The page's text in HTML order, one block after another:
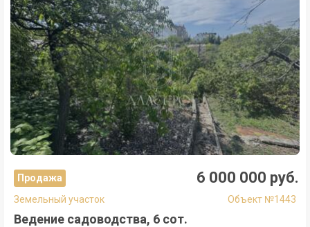
Продажа 6 000 000 руб.
Земельный участок Объект №1443
Ведение садоводства, 6 сот.